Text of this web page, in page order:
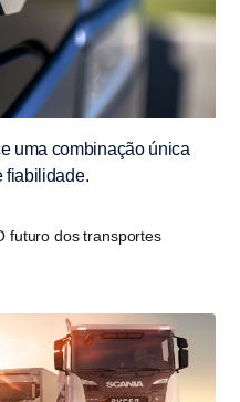
uma combinação única
fiabilidade.
futuro dos transportes